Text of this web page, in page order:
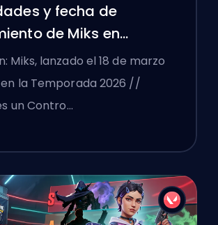
y fecha de
de Miks en
explicadas
Miks, lanzado el 18 de marzo
la Temporada 2026 //
un Contro…